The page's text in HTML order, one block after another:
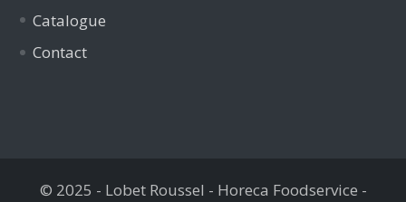
Catalogue
Contact
© 2025 - Lobet Roussel - Horeca Foodservice -